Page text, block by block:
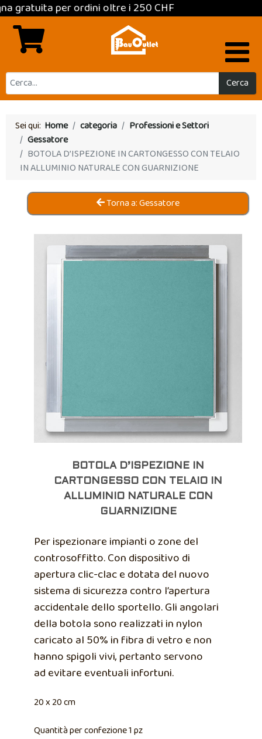
per ordini oltre i 250 CHF
Cerca
Sei qui: Home categoria
Professioni e Settori
Gessatore
BOTOLA D’ISPEZIONE IN CARTONGESSO CON TELAIO
IN ALLUMINIO NATURALE CON GUARNIZIONE
Torna a: Gessatore
BOTOLA D’ISPEZIONE IN
CARTONGESSO CON TELAIO IN
ALLUMINIO NATURALE CON
GUARNIZIONE
Per ispezionare impianti o zone del
controsoffitto. Con dispositivo di
apertura clic-clac e dotata del nuovo
sistema di sicurezza contro l’apertura
accidentale dello sportello. Gli angolari
della botola sono realizzati in nylon
caricato al 50% in fibra di vetro e non
hanno spigoli vivi, pertanto servono
ad evitare eventuali infortuni.
20 x 20 cm
Quantità per confezione 1 pz